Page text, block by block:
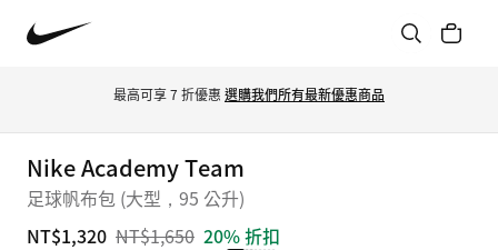
最高可享 7 折優惠 選購我們所有最新優惠商品
Nike Academy Team
足球帆布包 (大型，95 公升)
NT$1,320 NT$1,650 20% 折扣